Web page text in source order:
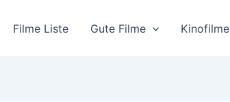
Filme Liste Gute Filme Kinofilme